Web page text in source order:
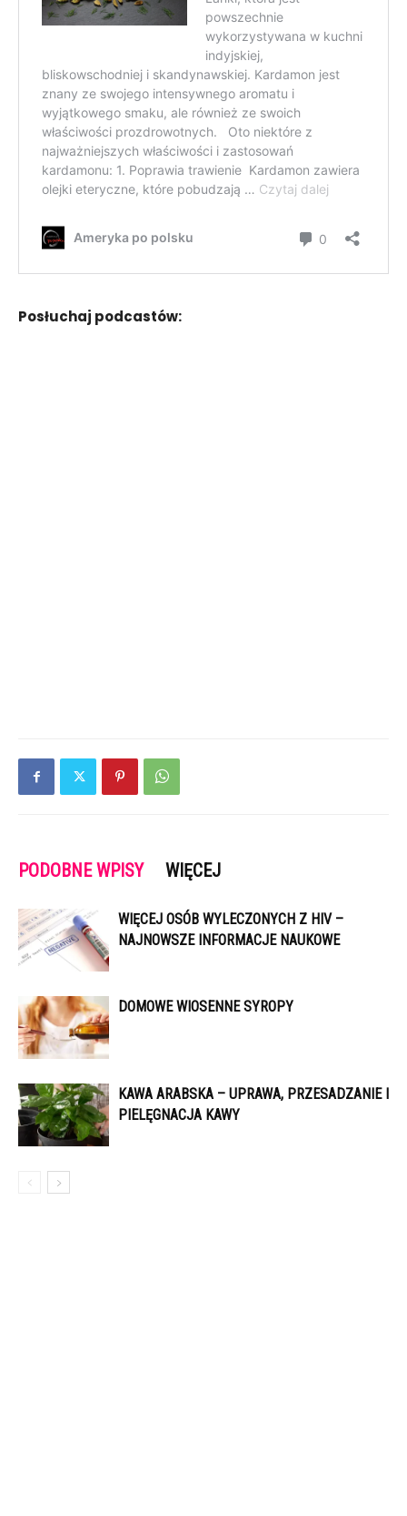
Posłuchaj podcastów:
PODOBNE WPISY WIĘCEJ
WIĘCEJ OSÓB WYLECZONYCH Z HIV –
NAJNOWSZE INFORMACJE NAUKOWE
DOMOWE WIOSENNE SYROPY
KAWA ARABSKA – UPRAWA, PRZESADZANIE I
PIELĘGNACJA KAWY